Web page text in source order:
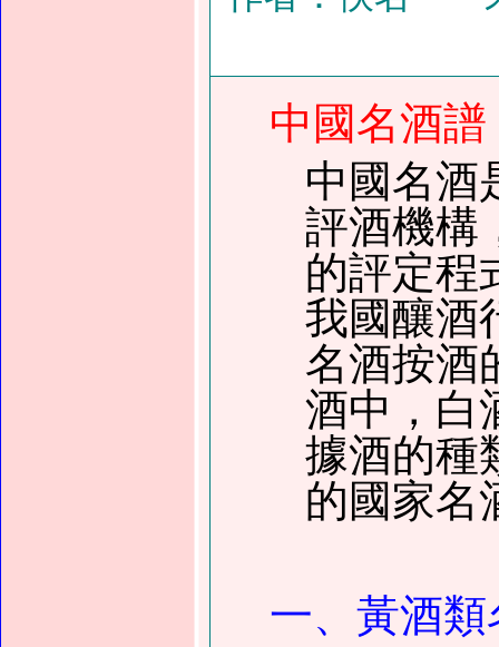
中國名酒譜
中國名酒
評酒機構
的評定程
我國釀酒
名酒按酒
酒中，白
據酒的種
的國家名
一、黃酒類